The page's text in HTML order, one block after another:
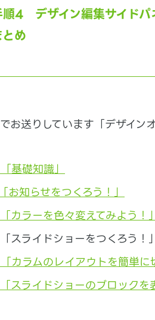
順4 デザイン編集サイドパ
め
お送りしています「デザイン
基礎知識」
お知らせをつくろう！」
カラーを色々変えてみよう！」
スライドショーをつくろう！」
カラムのレイアウトを簡単に
スライドショーのブロックを